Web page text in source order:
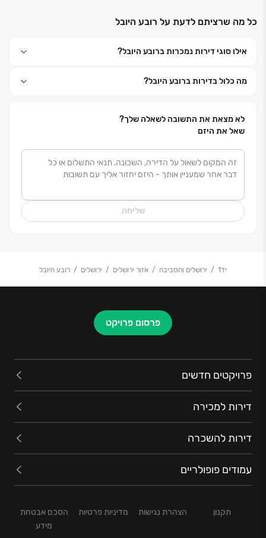
טכנולוגיות בנייה מתקדמות, בהתאם לתקנים בינלאומיים
את מיטב המשאבים לצורכי תכנון, עיצוב, בחירת חומרים
המענה החכם והשקיפות המוחלטת הם ערכיה המרכזיים
של החברה, ההופכים אותה לחברה המובילה בענף הנדל"ן.
כל מה שרציתם לדעת על רובע היובל
אילו סוגי דירות נמכרות ברובע היובל?
מה כלול בדירות ברובע היובל?
לא מצאת את התשובה לשאלה שלך?
שאל את היזם
שליחה
יד1 ירושלים והסביבה אזור ירושלים ירושלים רובע היובל
פרסום פרויקט
פרויקטים חדשים
דירות למכירה
דירות להשכרה
עמודים פופולריים
תקנון הצהרת נגישות מדיניות פרטיות
הסכם אבטחת
מידע